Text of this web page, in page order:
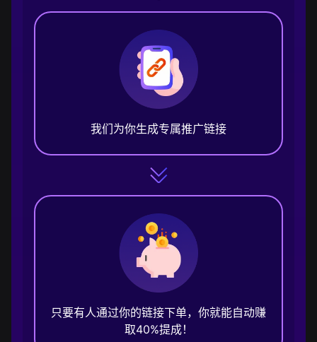
我们为你生成专属推广链接
只要有人通过你的链接下单，你就能自动赚
取40%提成！